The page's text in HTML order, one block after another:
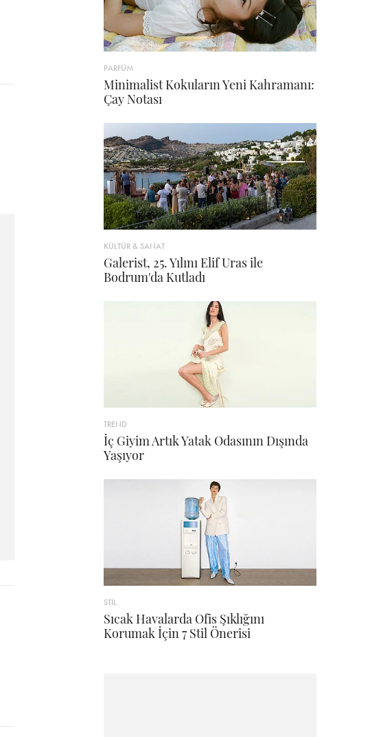
PARFÜM
Minimalist Kokuların Yeni Kahramanı:
Çay Notası
KÜLTÜR & SANAT
Galerist, 25. Yılını Elif Uras ile
Bodrum'da Kutladı
TREND
İç Giyim Artık Yatak Odasının Dışında
Yaşıyor
STİL
Sıcak Havalarda Ofis Şıklığını
Korumak İçin 7 Stil Önerisi